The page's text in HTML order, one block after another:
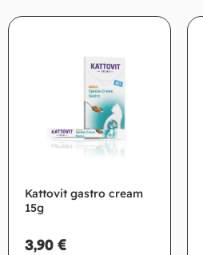
Kattovit gastro cream
15g
3,90 €